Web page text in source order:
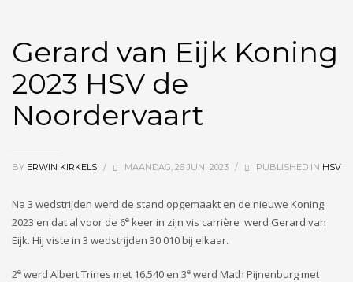
Gerard van Eijk Koning
2023 HSV de
Noordervaart
BY ERWIN KIRKELS / MAANDAG, 26 JUNI 2023 / PUBLISHED IN HSV
Na 3 wedstrijden werd de stand opgemaakt en de nieuwe Koning
2023 en dat al voor de 6e keer in zijn vis carrière werd Gerard van
Eijk. Hij viste in 3 wedstrijden 30.010 bij elkaar.
2e werd Albert Trines met 16.540 en 3e werd Math Pijnenburg met